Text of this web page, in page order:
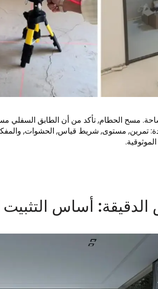
مسح الحطام, تأكد من أن الطابق السفلي
تمرين, مستوى, شريط قياس, الحشوات,
الدقيقة: أساس